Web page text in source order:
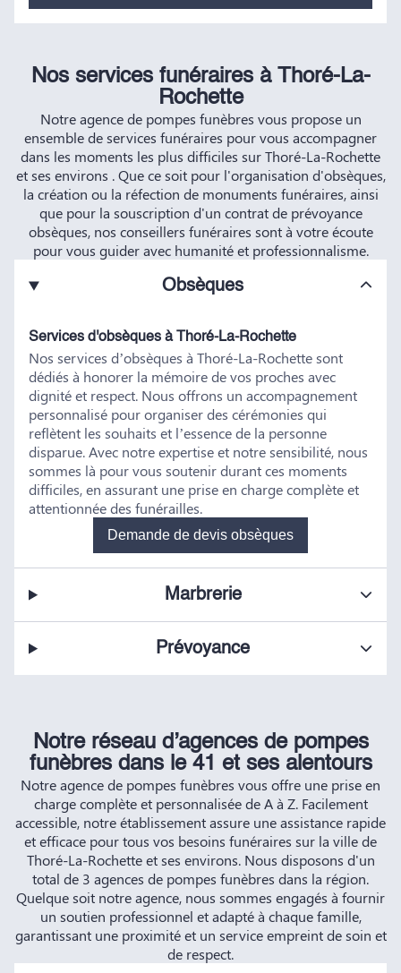
Nos services funéraires à Thoré-La-
Rochette
Notre agence de pompes funèbres vous propose un
ensemble de services funéraires pour vous accompagner
dans les moments les plus difficiles sur Thoré-La-Rochette
et ses environs . Que ce soit pour l'organisation d'obsèques,
la création ou la réfection de monuments funéraires, ainsi
que pour la souscription d'un contrat de prévoyance
obsèques, nos conseillers funéraires sont à votre écoute
pour vous guider avec humanité et professionnalisme.
Obsèques
Services d'obsèques à Thoré-La-Rochette
Nos services d’obsèques à Thoré-La-Rochette sont
dédiés à honorer la mémoire de vos proches avec
dignité et respect. Nous offrons un accompagnement
personnalisé pour organiser des cérémonies qui
reflètent les souhaits et l’essence de la personne
disparue. Avec notre expertise et notre sensibilité, nous
sommes là pour vous soutenir durant ces moments
difficiles, en assurant une prise en charge complète et
attentionnée des funérailles.
Demande de devis obsèques
Marbrerie
Prévoyance
Notre réseau d’agences de pompes
funèbres dans le 41 et ses alentours
Notre agence de pompes funèbres vous offre une prise en
charge complète et personnalisée de A à Z. Facilement
accessible, notre établissement assure une assistance rapide
et efficace pour tous vos besoins funéraires sur la ville de
Thoré-La-Rochette et ses environs. Nous disposons d'un
total de 3 agences de pompes funèbres dans la région.
Quelque soit notre agence, nous sommes engagés à fournir
un soutien professionnel et adapté à chaque famille,
garantissant une proximité et un service empreint de soin et
de respect.